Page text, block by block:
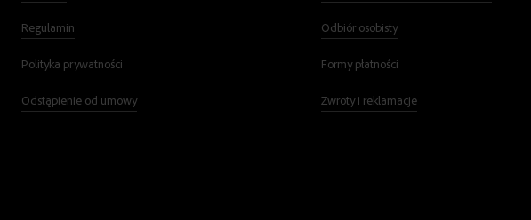
Regulamin
Polityka prywatności
Odstąpienie od umowy
Odbiór osobisty
Formy płatności
Zwroty i reklamacje